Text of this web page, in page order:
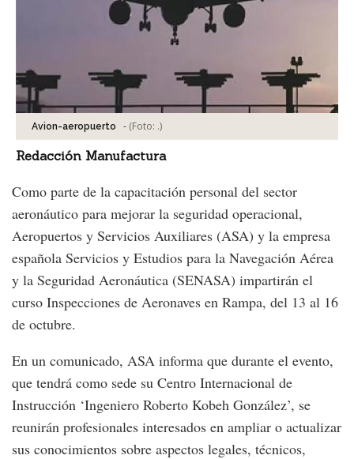
Avion-aeropuerto - (Foto: .)
Redacción Manufactura
Como parte de la capacitación personal del sector
aeronáutico para mejorar la seguridad operacional,
Aeropuertos y Servicios Auxiliares (ASA) y la empresa
española Servicios y Estudios para la Navegación Aérea
y la Seguridad Aeronáutica (SENASA) impartirán el
curso Inspecciones de Aeronaves en Rampa, del 13 al 16
de octubre.
En un comunicado, ASA informa que durante el evento,
que tendrá como sede su Centro Internacional de
Instrucción ‘Ingeniero Roberto Kobeh González’, se
reunirán profesionales interesados en ampliar o actualizar
sus conocimientos sobre aspectos legales, técnicos,